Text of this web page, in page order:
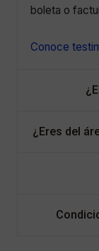
boleta o
Conoce
¿Eres del